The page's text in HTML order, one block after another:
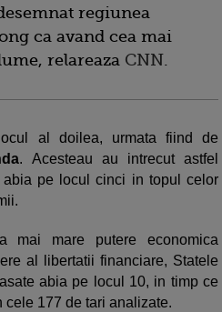
regiunea
ca avand cea mai
relareaza CNN.
al doilea, urmata fiind de
. Acesteau au intrecut astfel
abia pe locul cinci in topul celor
mai mare putere economica
al libertatii financiare, Statele
abia pe locul 10, in timp ce
177 de tari analizate.